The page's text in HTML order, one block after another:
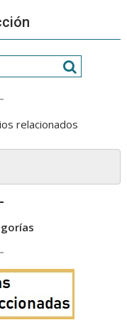
relacionados